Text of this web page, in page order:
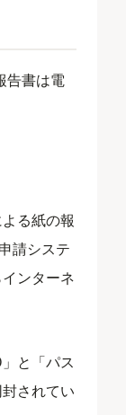
告書は電
る紙の報
請システ
ンターネ
と「パス
されてい